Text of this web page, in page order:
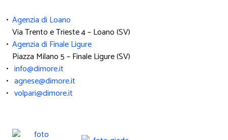
• Agenzia di Loano
Via Trento e Trieste 4 – Loano (SV)
• Agenzia di Finale Ligure
Piazza Milano 5 – Finale Ligure (SV)
• info@dimore.it
• agnese@dimore.it
• volpari@dimore.it